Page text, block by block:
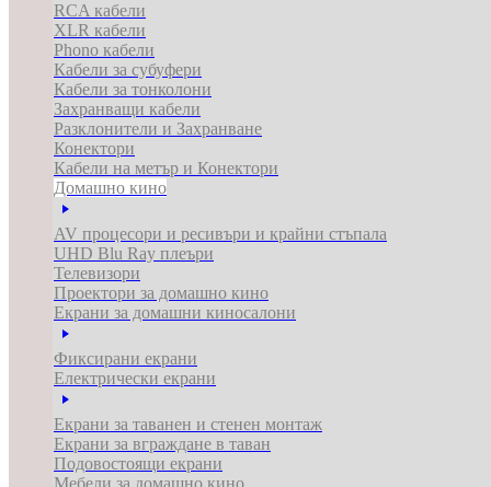
RCA кабели
XLR кабели
Phono кабели
Кабели за субуфери
Кабели за тонколони
Захранващи кабели
Разклонители и Захранване
Конектори
Кабели на метър и Конектори
Домашно кино
AV процесори и ресивъри и крайни стъпала
UHD Blu Ray плеъри
Телевизори
Проектори за домашно кино
Екрани за домашни киносалони
Фиксирани екрани
Електрически екрани
Екрани за таванен и стенен монтаж
Екрани за вграждане в таван
Подовостоящи екрани